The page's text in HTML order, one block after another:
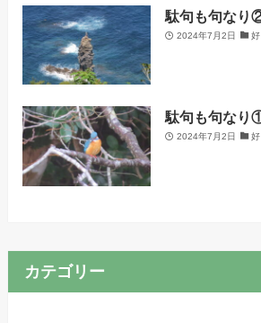
駄句も句なり
2024年7月2日
駄句も句なり
2024年7月2日
カテゴリー